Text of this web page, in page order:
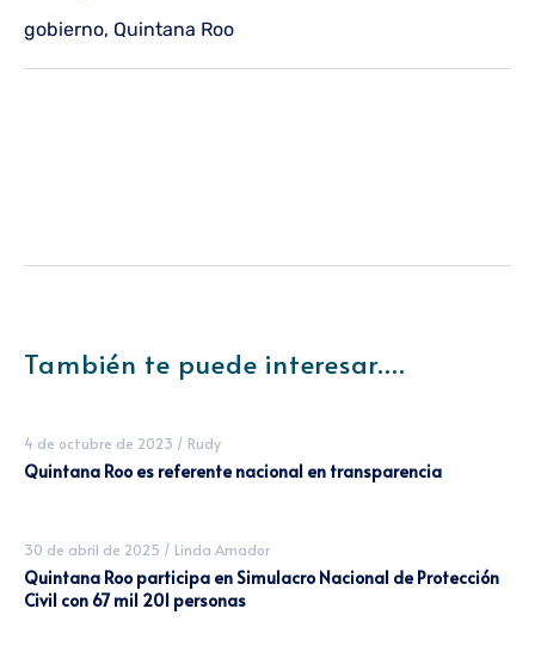
gobierno, Quintana Roo
También te puede interesar....
4 de octubre de 2023 / Rudy
Quintana Roo es referente nacional en transparencia
30 de abril de 2025 / Linda Amador
Quintana Roo participa en Simulacro Nacional de Protección
Civil con 67 mil 201 personas